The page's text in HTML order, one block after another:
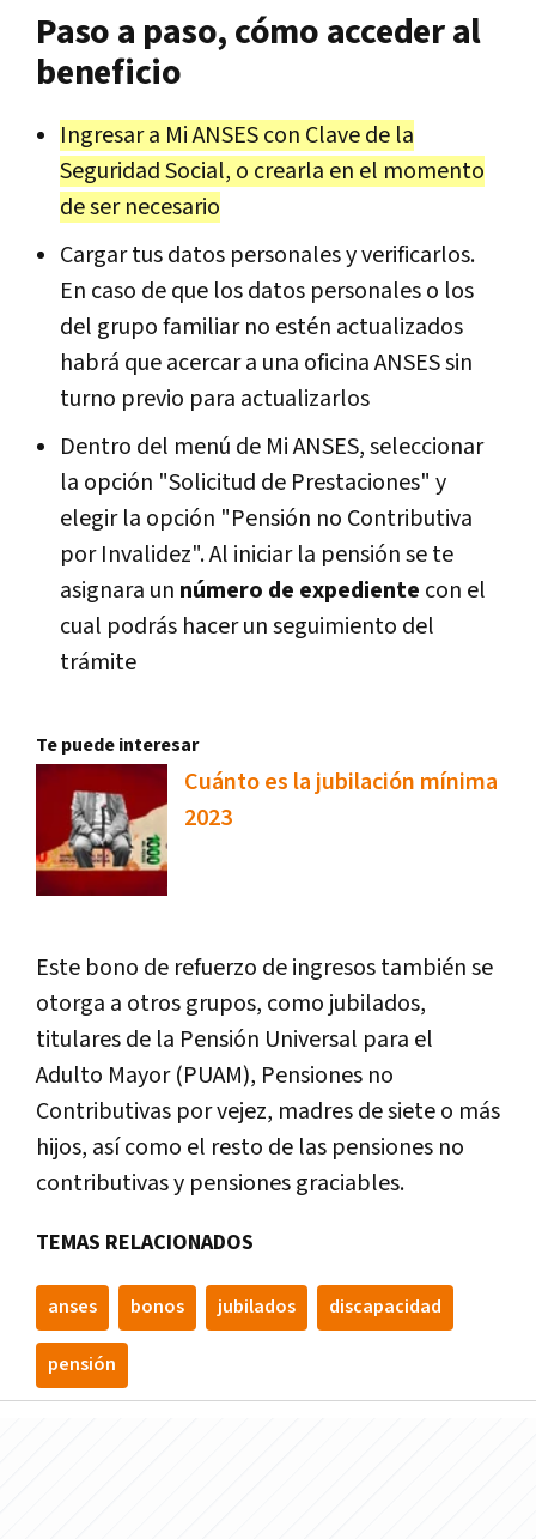
Paso a paso, cómo acceder al
beneficio
Ingresar a Mi ANSES con Clave de la
Seguridad Social, o crearla en el momento
de ser necesario
Cargar tus datos personales y verificarlos.
En caso de que los datos personales o los
del grupo familiar no estén actualizados
habrá que acercar a una oficina ANSES sin
turno previo para actualizarlos
Dentro del menú de Mi ANSES, seleccionar
la opción "Solicitud de Prestaciones" y
elegir la opción "Pensión no Contributiva
por Invalidez". Al iniciar la pensión se te
asignara un número de expediente con el
cual podrás hacer un seguimiento del
trámite
Te puede interesar
Cuánto es la jubilación mínima
2023
Este bono de refuerzo de ingresos también se
otorga a otros grupos, como jubilados,
titulares de la Pensión Universal para el
Adulto Mayor (PUAM), Pensiones no
Contributivas por vejez, madres de siete o más
hijos, así como el resto de las pensiones no
contributivas y pensiones graciables.
TEMAS RELACIONADOS
anses bonos jubilados discapacidad
pensión